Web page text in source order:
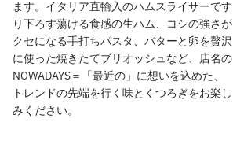
ます。イタリア直輸入のハムスライサーです
り下ろす蕩ける食感の生ハム、コシの強さが
クセになる手打ちパスタ、バターと卵を贅沢
に使った焼きたてブリオッシュなど、店名の
NOWADAYS＝「最近の」に想いを込めた、
トレンドの先端を行く味とくつろぎをお楽し
みください。